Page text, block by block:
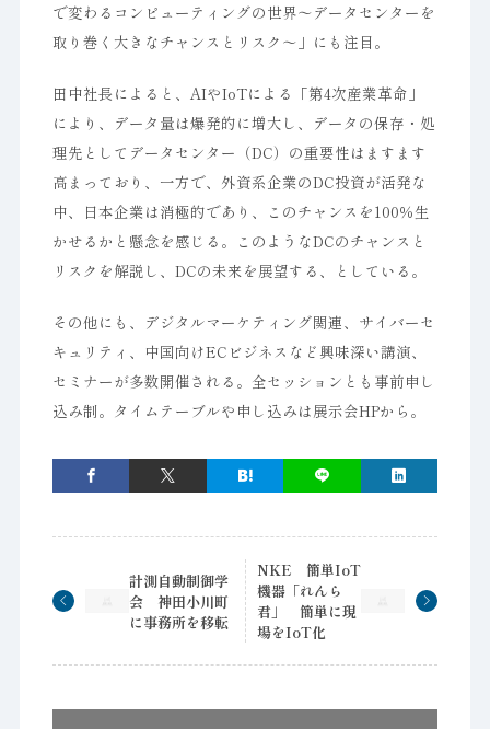
で変わるコンピューティングの世界～データセンターを
取り巻く大きなチャンスとリスク～」にも注目。
田中社長によると、AIやIoTによる「第4次産業革命」
により、データ量は爆発的に増大し、データの保存・処
理先としてデータセンター（DC）の重要性はますます
高まっており、一方で、外資系企業のDC投資が活発な
中、日本企業は消極的であり、このチャンスを100％生
かせるかと懸念を感じる。このようなDCのチャンスと
リスクを解説し、DCの未来を展望する、としている。
その他にも、デジタルマーケティング関連、サイバーセ
キュリティ、中国向けECビジネスなど興味深い講演、
セミナーが多数開催される。全セッションとも事前申し
込み制。タイムテーブルや申し込みは展示会HPから。
計測自動制御学
会 神田小川町
に事務所を移転
NKE 簡単IoT
機器「れんら
君」 簡単に現
場をIoT化